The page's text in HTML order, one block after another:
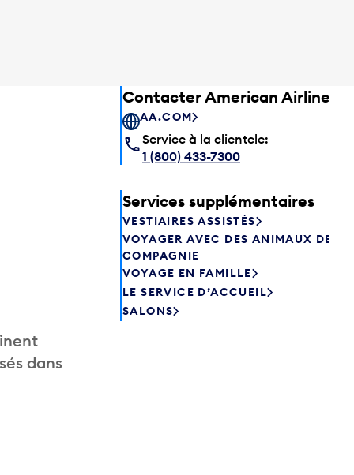
dans
Contacter American Airlines
AA.COM
Service à la clientele:
1 (800) 433-7300
Services supplémentaires
VESTIAIRES ASSISTÉS
VOYAGER AVEC DES ANIMAUX DE
COMPAGNIE
VOYAGE EN FAMILLE
LE SERVICE D’ACCUEIL
SALONS